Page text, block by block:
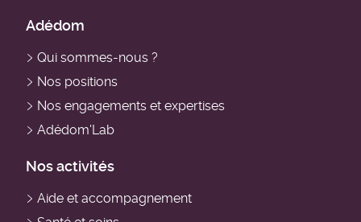
contact
ADDM
-
Navigation
principale
Adédom
Qui sommes-nous ?
Nos positions
Nos engagements et expertises
Adédom'Lab
Nos activités
Aide et accompagnement